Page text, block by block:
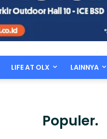
LIFE AT OLX LAINNYA
Populer.